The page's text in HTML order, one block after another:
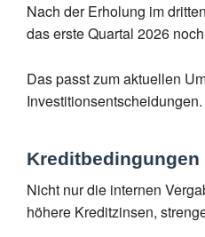
Nach der Erholung im
das erste Quartal 2026
Das passt zum aktuellen
Investitionsentscheidungen.
Nicht nur die internen
höhere Kreditzinsen,